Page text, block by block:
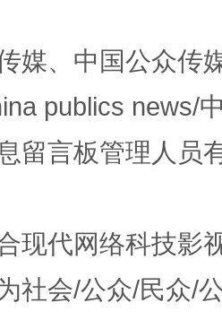
媒、中国公众传
publics news/
留言板管理人员
现代网络科技影
社会/公众/民众/